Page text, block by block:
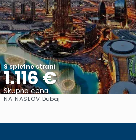
S spletne strani
1.116 €
Skupna cena
NA NASLOV:Dubaj